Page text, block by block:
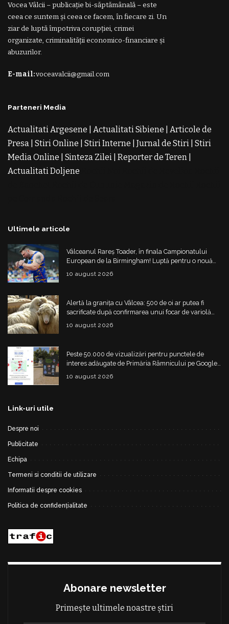
Vocea Vâlcii – publicație bi-săptămânală – este
ceea ce suntem și ceea ce facem, în fiecare zi. Un
ziar de luptă împotriva corupției, crimei
organizate, criminalității economico-financiare și
abuzurilor.
E-mail:voceavalcii@gmail.com
Parteneri Media
Actualitati Argesene Actualitati Sibiene
Articole de
Presa Stiri Online Stiri Interne Jurnal de Stiri Stiri
Media Online
Sinteza Zilei Reporter de Teren
Actualitati Doljene
Ultimele articole
Vâlceanul Rareș Toader, în finala Campionatului
European de la Birmingham! Luptă pentru o nouă
10 august 2026
Alertă la granița cu Vâlcea: 500 de oi ar putea fi
sacrificate după confirmarea unui focar de variolă
10 august 2026
Peste 50.000 de vizualizări pentru punctele de
interes adăugate de Primăria Râmnicului pe Google
10 august 2026
Link-uri utile
Despre noi
Publicitate
Echipa
Termeni si conditii de utilizare
Informatii despre cookies
Politica de confidențialitate
Abonare newsletter
Primește ultimele noastre știri